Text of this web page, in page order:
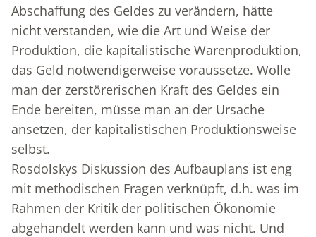
Abschaffung des Geldes zu verändern, hätte
nicht verstanden, wie die Art und Weise der
Produktion, die kapitalistische Warenproduktion,
das Geld notwendigerweise voraussetze. Wolle
man der zerstörerischen Kraft des Geldes ein
Ende bereiten, müsse man an der Ursache
ansetzen, der kapitalistischen Produktionsweise
selbst.
Rosdolskys Diskussion des Aufbauplans ist eng
mit methodischen Fragen verknüpft, d.h. was im
Rahmen der Kritik der politischen Ökonomie
abgehandelt werden kann und was nicht. Und